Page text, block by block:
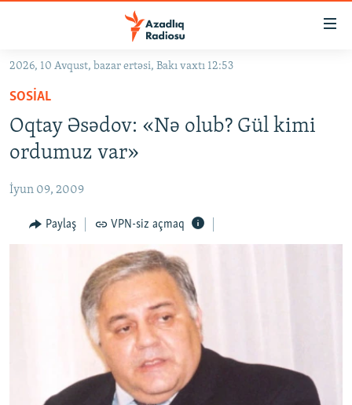
Əsas
qayıt
Əsas
naviqasiyaya
qayıt
Axtarışa
keç
GÜNDƏM
KORRUPSIOMETR
FƏRQƏ BAX
QANUNI DOĞRU
MULTIMEDIA
FOTOQALEREYA
KARIKATURA
RADIO ARXIV
AZƏRBAYCAN ƏDƏBIYYATI KITABXANASI
İSLAM VƏ DEMOKRATIYA
HAQQIMIZDA
PEŞƏ ETIKASI VƏ JURNALISTIKA STANDARTLARIMIZ
2026, 10 Avqust, bazar ertəsi, Bakı vaxtı 12:53
SOSIAL
Oqtay Əsədov: «Nə olub? Gül kimi
ordumuz var»
İyun 09, 2009
Paylaş VPN-siz açmaq